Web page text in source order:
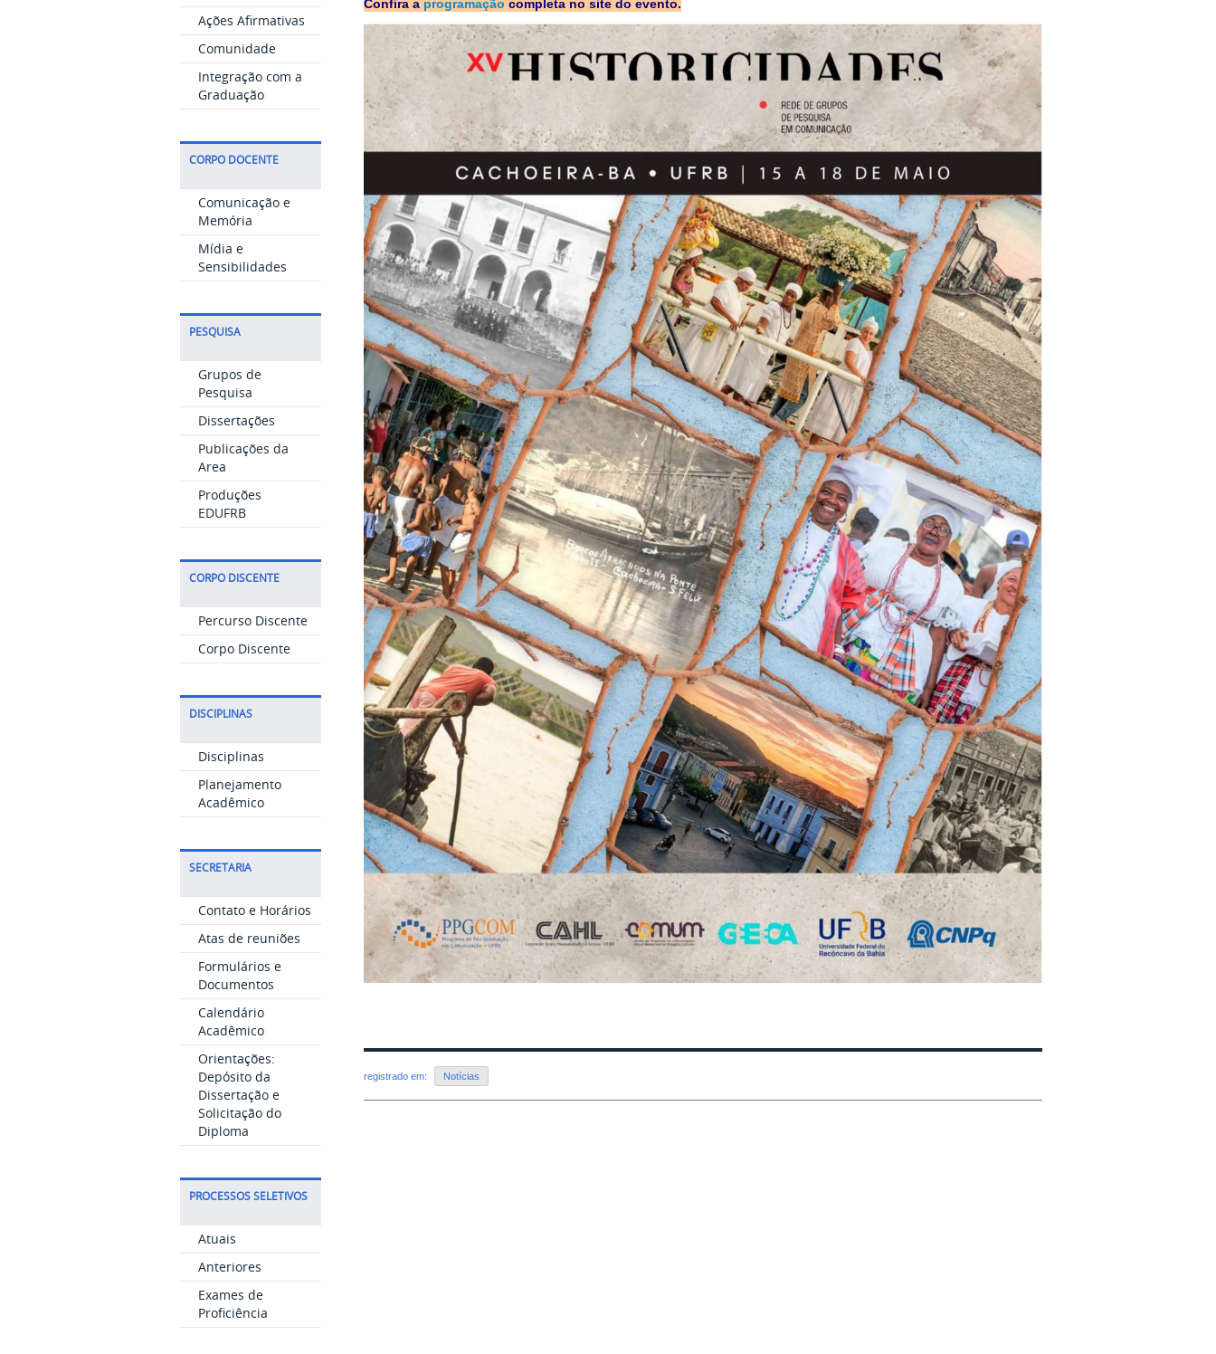
Ações Afirmativas
Comunidade
Integração com a
Graduação
CORPO DOCENTE
Comunicação e
Memória
Mídia e
Sensibilidades
PESQUISA
Grupos de
Pesquisa
Dissertações
Publicações da
Area
Produções
EDUFRB
CORPO DISCENTE
Percurso Discente
Corpo Discente
DISCIPLINAS
Disciplinas
Planejamento
Acadêmico
SECRETARIA
Contato e Horários
Atas de reuniões
Formulários e
Documentos
Calendário
Acadêmico
Orientações:
Depósito da
Dissertação e
Solicitação do
Diploma
PROCESSOS SELETIVOS
Atuais
Anteriores
Exames de
Proficiência
Confira a programação completa no site do evento.
registrado em: Notícias